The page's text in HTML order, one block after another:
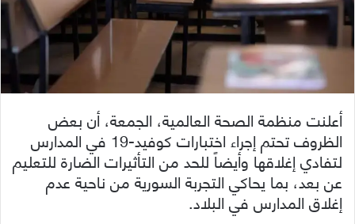
أعلنت منظمة الصحة العالمية، الجمعة، أن بعض
الظروف تحتم إجراء اختبارات كوفيد-19 في المدارس
لتفادي إغلاقها وأيضاً للحد من التأثيرات الضارة للتعليم
عن بعد، بما يحاكي التجربة السورية من ناحية عدم
إغلاق المدارس في البلاد.